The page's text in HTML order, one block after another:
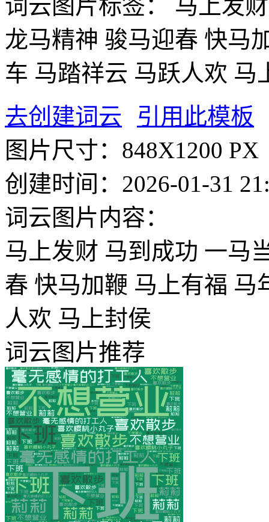
词云图片标签： 马上发财
龙马精神 骏马迎春 快马
车 马踏祥云 马跃人欢 马
去创建词云
引用此模板
图片尺寸： 848X1200 PX
创建时间： 2026-01-31
词云图片内容：
马上发财 马到成功 一马
春 快马加鞭 马上有福 马
人欢 马上封侯
词云图片推荐